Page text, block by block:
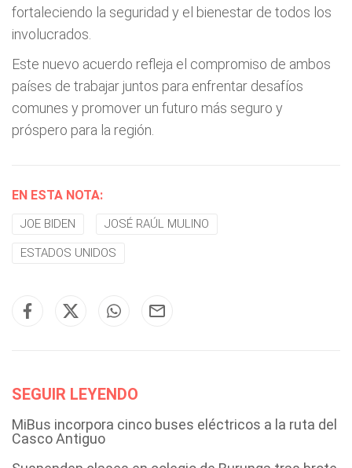
fortaleciendo la seguridad y el bienestar de todos los
involucrados.
Este nuevo acuerdo refleja el compromiso de ambos
países de trabajar juntos para enfrentar desafíos
comunes y promover un futuro más seguro y
próspero para la región.
EN ESTA NOTA:
JOE BIDEN JOSÉ RAÚL MULINO
ESTADOS UNIDOS
SEGUIR LEYENDO
MiBus incorpora cinco buses eléctricos a la ruta del
Casco Antiguo